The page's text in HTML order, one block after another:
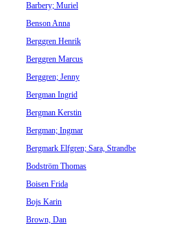
Barbery; Muriel
Benson Anna
Berggren Henrik
Berggren Marcus
Berggren; Jenny
Bergman Ingrid
Bergman Kerstin
Bergman; Ingmar
Bergmark Elfgren; Sara, Strandbe
Bodström Thomas
Boisen Frida
Bojs Karin
Brown, Dan